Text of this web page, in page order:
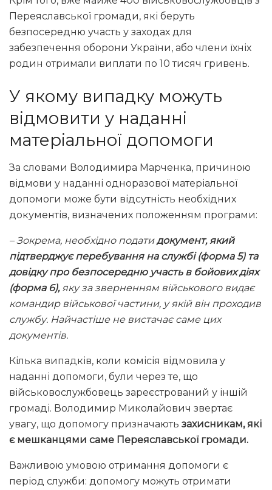
Переяславської громади, які беруть
безпосередню участь у заходах для
забезпечення оборони України, або члени їхніх
родин отримали виплати по 10 тисяч гривень.
У якому випадку можуть
відмовити у наданні
матеріальної допомоги
За словами Володимира Марченка, причиною
відмови у наданні одноразової матеріальної
допомоги може бути відсутність необхідних
документів, визначених положенням програми:
– Зокрема, необхідно податидокумент, який
підтверджує перебування на службі (форма 5) та
довідку про безпосередню участь в бойових діях
(форма 6),яку за зверненням військового видає
командир військової частини, у якій він проходив
службу. Найчастіше не вистачає саме цих
документів.
Кілька випадків, коли комісія відмовила у
наданні допомоги, були через те, що
військовослужбовець зареєстрований у іншій
громаді. Володимир Миколайович звертає
увагу, що допомогу призначають захисникам, які
є мешканцями саме Переяславської громади.
Важливою умовою отримання допомоги є
період служби: допомогу можуть отримати